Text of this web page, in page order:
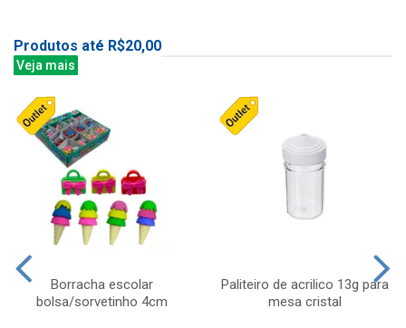
Produtos até R$20,00
Veja mais
Borracha escolar
bolsa/sorvetinho 4cm
Paliteiro de acrilico 13g para
mesa cristal